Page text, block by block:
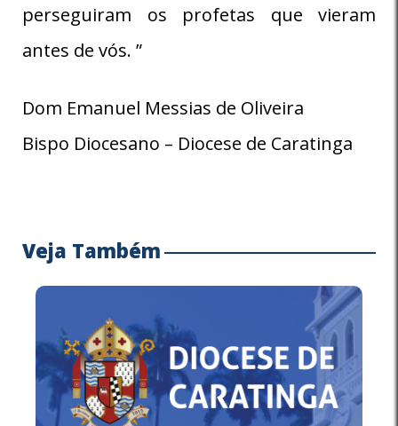
perseguiram os profetas que vieram
antes de vós. ”
Dom Emanuel Messias de Oliveira
Bispo Diocesano – Diocese de Caratinga
Veja Também